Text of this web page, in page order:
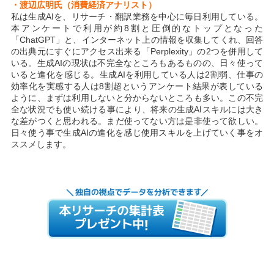
・渡辺広明氏（消費経済アナリスト）
私は生成AIを、リサーチ・翻訳業務を中心に毎日利用している。
本アンケートで利用が約8割と圧倒的なトップとなった
「ChatGPT」と、インターネット上の情報を収集してくれ、回答
の出典元にすぐにアクセス出来る「Perplexity」の2つを併用して
いる。生成AIの現状は不完全なところもあるものの、日々使って
いると進化を感じる。生成AIを利用している人は2割弱、仕事の
効率化を実感する人は8割超というアンケート結果が表している
ように、まずは利用しないと分からないところも多い。この不完
全な状況でも使い続ける事により、将来の生成AIスキルには大き
な差がつくと思われる。まだ使ってない方は是非使って欲しい。
日々使う事で生成AIの進化を感じ使用スキルを上げていく事をオ
ススメします。